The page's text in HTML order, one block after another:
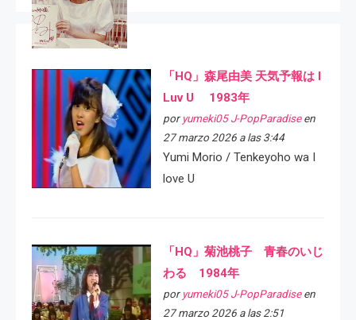
「HQ」森尾由美 天気予報は I
Luv U 1983年
por yumeki05 J-PopParadiseen
27 marzo 2026 a las 3:44
Yumi Morio / Tenkeyoho wa I
love U
「HQ」菊池桃子 青春のいじ
わる 1984年
por yumeki05 J-PopParadiseen
27 marzo 2026 a las 2:51